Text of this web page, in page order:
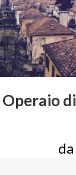
Operaiodi
da